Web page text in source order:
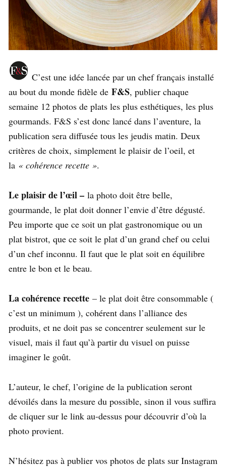
C’est une idée lancée par un chef français installé
au bout du monde fidèle de F&S, publier chaque
semaine 12 photos de plats les plus esthétiques, les plus
gourmands. F&S s’est donc lancé dans l’aventure, la
publication sera diffusée tous les jeudis matin. Deux
critères de choix, simplement le plaisir de l’oeil, et
la « cohérence recette ».
Le plaisir de l’œil – la photo doit être belle,
gourmande, le plat doit donner l’envie d’être dégusté.
Peu importe que ce soit un plat gastronomique ou un
plat bistrot, que ce soit le plat d’un grand chef ou celui
d’un chef inconnu. Il faut que le plat soit en équilibre
entre le bon et le beau.
La cohérence recette – le plat doit être consommable (
c’est un minimum ), cohérent dans l’alliance des
produits, et ne doit pas se concentrer seulement sur le
visuel, mais il faut qu’à partir du visuel on puisse
imaginer le goût.
L’auteur, le chef, l’origine de la publication seront
dévoilés dans la mesure du possible, sinon il vous suffira
de cliquer sur le link au-dessus pour découvrir d’où la
photo provient.
N’hésitez pas à publier vos photos de plats sur Instagram